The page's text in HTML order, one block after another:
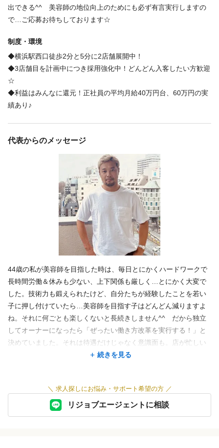
必要経験
必要資格
美容師免許
福利厚生
インセンティブあり 交通費支給
＊雇用保険・労災
＊子育て応援（行事日は休みやすく配慮など）
└旅の実績は沖縄や熱海など（旅費は会社持ち）。新型コロナが落ち着
特徴
急募 駅近 オープニング アットホーム 地域密着 繁華街にある
出できる^^ 美容師の地位向上のためにも必ず有言実行しますの
で…ご応募お待ちしております☆
制度・環境
◆横浜駅西口徒歩2分と5分に2店舗展開中！
◆3店舗目を計画中につき採用強化中！どんどん入客したい方歓迎
☆
◆利益はみんなに還元！正社員の平均月給40万円台、60万円の実
績あり♪
代表からのメッセージ
44歳の私が美容師を目指した時は、毎日とにかくハードワークで
長時間労働＆休みも少ない、上下関係も厳しく…とにかく大変で
した。技術力も鍛えられたけど、自分たちが経験したことを若い
子に押し付けていたら…美容師を目指す子はどんどん減りますよ
ね。それに何ごとも楽しくないと長続きしません^^ だから独立
してオーナーになったら「ぜったい働き方改革を実行する！」と
決めていました。それは待遇だけじゃなく意識面も。店が忙しい
時は、私もシャンプーしたり、カラーを塗ったり積極的に手伝う
お互いさまの優しい気持ちで行動する社風が身についているの
で、人間関係と雰囲気の良さには自信がありますよ！こんな店な
ら笑顔で働けそうと思ったら…ぜひ一緒に働きましょう。
続きを見る
＼ 求人探しにお悩み・サポート希望の方 ／
リジョブエージェントに相談